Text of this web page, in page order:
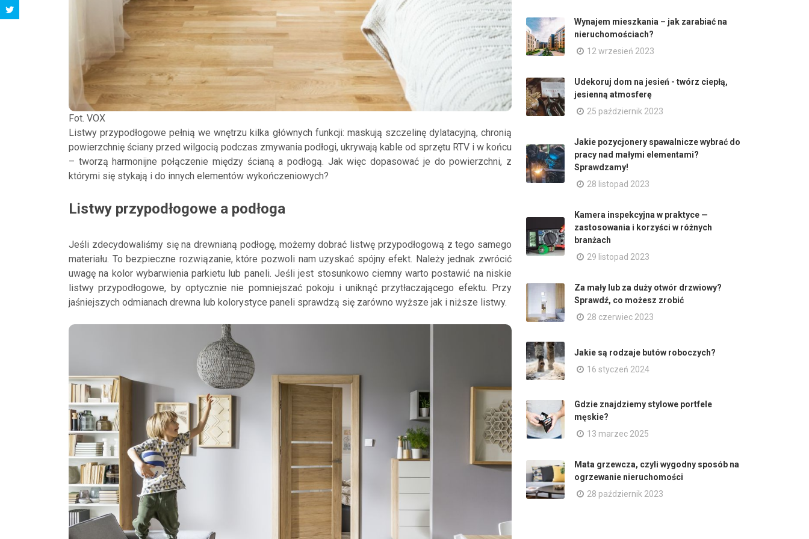
Fot. VOX
Listwy przypodłogowe pełnią we wnętrzu kilka głównych funkcji: maskują szczelinę dylatacyjną, chronią
powierzchnię ściany przed wilgocią podczas zmywania podłogi, ukrywają kable od sprzętu RTV i w końcu
– tworzą harmonijne połączenie między ścianą a podłogą. Jak więc dopasować je do powierzchni, z
którymi się stykają i do innych elementów wykończeniowych?
Listwy przypodłogowe a podłoga
Jeśli zdecydowaliśmy się na drewnianą podłogę, możemy dobrać listwę przypodłogową z tego samego
materiału. To bezpieczne rozwiązanie, które pozwoli nam uzyskać spójny efekt. Należy jednak zwrócić
uwagę na kolor wybarwienia parkietu lub paneli. Jeśli jest stosunkowo ciemny warto postawić na niskie
listwy przypodłogowe, by optycznie nie pomniejszać pokoju i uniknąć przytłaczającego efektu. Przy
jaśniejszych odmianach drewna lub kolorystyce paneli sprawdzą się zarówno wyższe jak i niższe listwy.
Wynajem mieszkania – jak zarabiać na
nieruchomościach?
12 wrzesień 2023
Udekoruj dom na jesień - twórz ciepłą,
jesienną atmosferę
25 październik 2023
Jakie pozycjonery spawalnicze wybrać do
pracy nad małymi elementami?
Sprawdzamy!
28 listopad 2023
Kamera inspekcyjna w praktyce —
zastosowania i korzyści w różnych
branżach
29 listopad 2023
Za mały lub za duży otwór drzwiowy?
Sprawdź, co możesz zrobić
28 czerwiec 2023
Jakie są rodzaje butów roboczych?
16 styczeń 2024
Gdzie znajdziemy stylowe portfele
męskie?
13 marzec 2025
Mata grzewcza, czyli wygodny sposób na
ogrzewanie nieruchomości
28 październik 2023